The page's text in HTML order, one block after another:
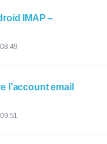
IMAP –
l’account email